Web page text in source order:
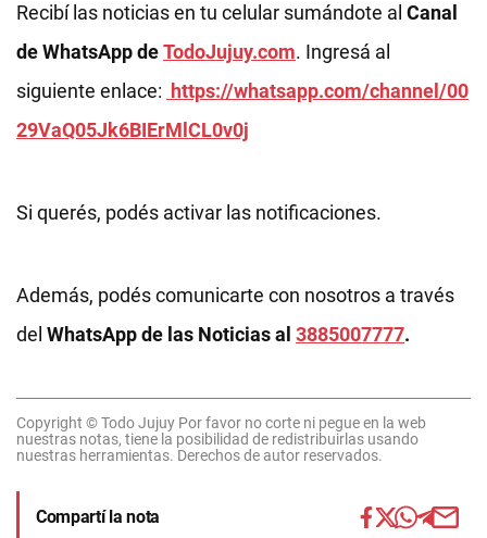
Recibí las noticias en tu celular sumándote al Canal
de WhatsApp deTodoJujuy.com. Ingresá al
siguiente enlace: https://whatsapp.com/channel/00
29VaQ05Jk6BIErMlCL0v0j
Si querés, podés activar las notificaciones.
Además, podés comunicarte con nosotros a través
del WhatsApp de las Noticias al 3885007777.
Copyright © Todo Jujuy Por favor no corte ni pegue en la web
nuestras notas, tiene la posibilidad de redistribuirlas usando
nuestras herramientas. Derechos de autor reservados.
Compartí la nota